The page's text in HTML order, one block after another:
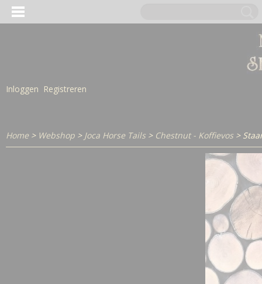
Inloggen Registreren
Home> Webshop > Joca Horse Tails > Chestnut - Koffievos >